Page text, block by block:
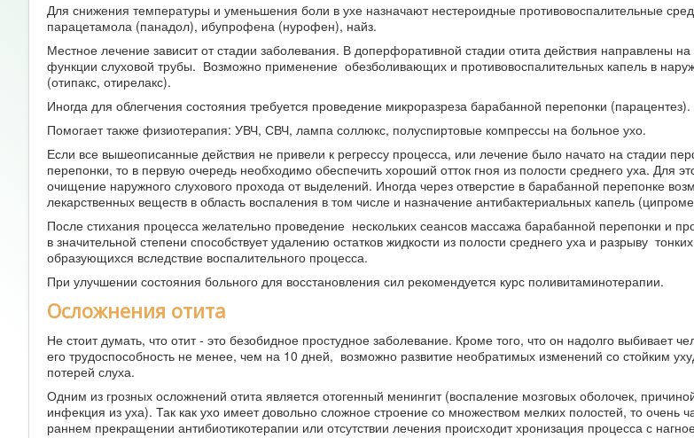
Для снижения температуры и уменьшения боли в ухе назначают нестероидные противовоспалительные
парацетамола (панадол), ибупрофена (нурофен), найз.
Местное лечение зависит от стадии заболевания. В доперфоративной стадии отита действия направлены
функции слуховой трубы. Возможно применение обезболивающих и противовоспалительных капель в
(отипакс, отирелакс).
Иногда для облегчения состояния требуется проведение микроразреза барабанной перепонки (парацентез).
Помогает также физиотерапия: УВЧ, СВЧ, лампа соллюкс, полуспиртовые компрессы на больное ухо.
Если все вышеописанные действия не привели к регрессу процесса, или лечение было начато на стадии
перепонки, то в первую очередь необходимо обеспечить хороший отток гноя из полости среднего уха. Для
очищение наружного слухового прохода от выделений. Иногда через отверстие в барабанной перепонке
лекарственных веществ в область воспаления в том числе и назначение антибактериальных капель
После стихания процесса желательно проведение нескольких сеансов массажа барабанной перепонки и
в значительной степени способствует удалению остатков жидкости из полости среднего уха и разрыву
образующихся вследствие воспалительного процесса.
При улучшении состояния больного для восстановления сил рекомендуется курс поливитаминотерапии.
Осложнения отита
Не стоит думать, что отит - это безобидное простудное заболевание. Кроме того, что он надолго выбивает
его трудоспособность не менее, чем на 10 дней, возможно развитие необратимых изменений со стойким
потерей слуха.
Одним из грозных осложнений отита является отогенный менингит (воспаление мозговых оболочек,
инфекция из уха). Так как ухо имеет довольно сложное строение со множеством мелких полостей, то очень
раннем прекращении антибиотикотерапии или отсутствии лечения происходит хронизация процесса с